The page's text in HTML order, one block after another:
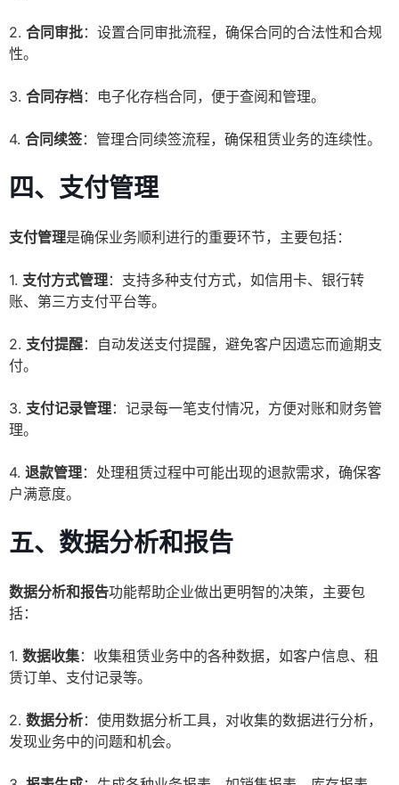
2. 合同审批：设置合同审批流程，确保合同的合法性和合规
性。
3. 合同存档：电子化存档合同，便于查阅和管理。
4. 合同续签：管理合同续签流程，确保租赁业务的连续性。
四、支付管理
支付管理是确保业务顺利进行的重要环节，主要包括：
1. 支付方式管理：支持多种支付方式，如信用卡、银行转
账、第三方支付平台等。
2. 支付提醒：自动发送支付提醒，避免客户因遗忘而逾期支
付。
3. 支付记录管理：记录每一笔支付情况，方便对账和财务管
理。
4. 退款管理：处理租赁过程中可能出现的退款需求，确保客
户满意度。
五、数据分析和报告
数据分析和报告功能帮助企业做出更明智的决策，主要包
括：
1. 数据收集：收集租赁业务中的各种数据，如客户信息、租
赁订单、支付记录等。
2. 数据分析：使用数据分析工具，对收集的数据进行分析，
发现业务中的问题和机会。